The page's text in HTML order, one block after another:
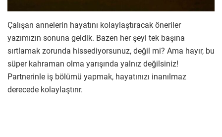
Çalışan annelerin hayatını kolaylaştıracak öneriler
yazımızın sonuna geldik. Bazen her şeyi tek başına
sırtlamak zorunda hissediyorsunuz, değil mi? Ama hayır, bu
süper kahraman olma yarışında yalnız değilsiniz!
Partnerinle iş bölümü yapmak, hayatınızı inanılmaz
derecede kolaylaştırır.